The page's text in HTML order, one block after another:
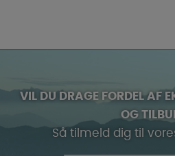
VIL DU DRAGE FORDEL AF
OG
Så tilmeld dig til